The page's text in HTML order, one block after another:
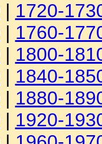
| 1720-
| 1760-
| 1800-
| 1840-
| 1880-
| 1920-